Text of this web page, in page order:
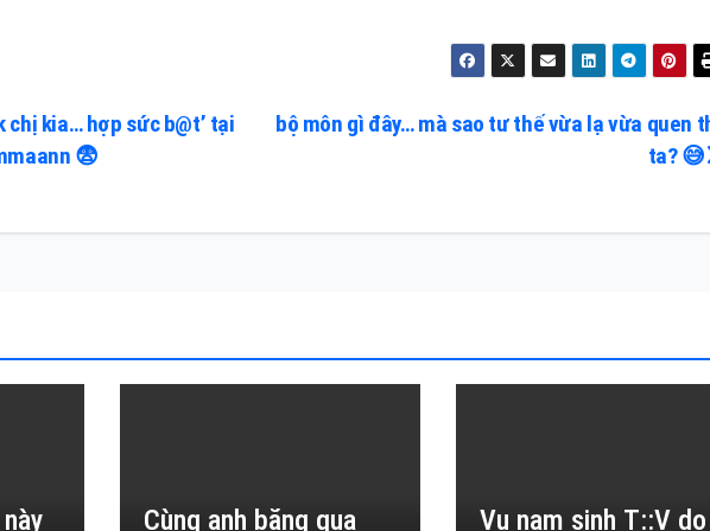
bộ môn gì đây… mà sao tư thế vừa lạ vừa quen
ta? 😅
chị kia… hợp sức b@t’ tại
😨
Cùng anh băng qua
Vụ nam sinh T::V do